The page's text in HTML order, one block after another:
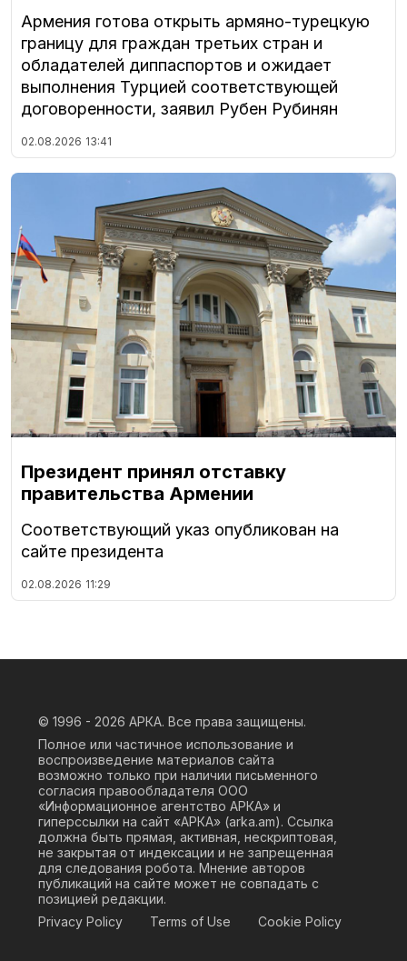
Армения готова открыть армяно-турецкую
границу для граждан третьих стран и
обладателей диппаспортов и ожидает
выполнения Турцией соответствующей
договоренности, заявил Рубен Рубинян
02.08.2026 13:41
Президент принял отставку
правительства Армении
Соответствующий указ опубликован на
сайте президента
02.08.2026 11:29
© 1996 - 2026 АРКА. Все права защищены.
Полное или частичное использование и
воспроизведение материалов сайта
возможно только при наличии письменного
согласия правообладателя ООО
«Информационное агентство АРКА» и
гиперссылки на сайт «АРКА» (arka.am). Ссылка
должна быть прямая, активная, нескриптовая,
не закрытая от индексации и не запрещенная
для следования робота. Мнение авторов
публикаций на сайте может не совпадать с
позицией редакции.
Privacy Policy
Terms of Use Cookie Policy